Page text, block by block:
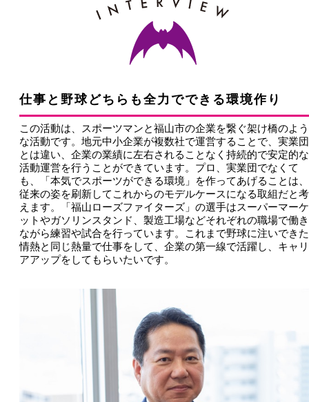
仕事と野球どちらも全力でできる環境作り
この活動は、スポーツマンと福山市の企業を繋ぐ架け橋のよう
な活動です。地元中小企業が複数社で運営することで、実業団
とは違い、企業の業績に左右されることなく持続的で安定的な
活動運営を行うことができています。プロ、実業団でなくて
も、「本気でスポーツができる環境」を作ってあげることは、
従来の姿を刷新してこれからのモデルケースになる取組だと考
えます。「福山ローズファイターズ」の選手はスーパーマーケ
ットやガソリンスタンド、製造工場などそれぞれの職場で働き
ながら練習や試合を行っています。これまで野球に注いできた
情熱と同じ熱量で仕事をして、企業の第一線で活躍し、キャリ
アアップをしてもらいたいです。